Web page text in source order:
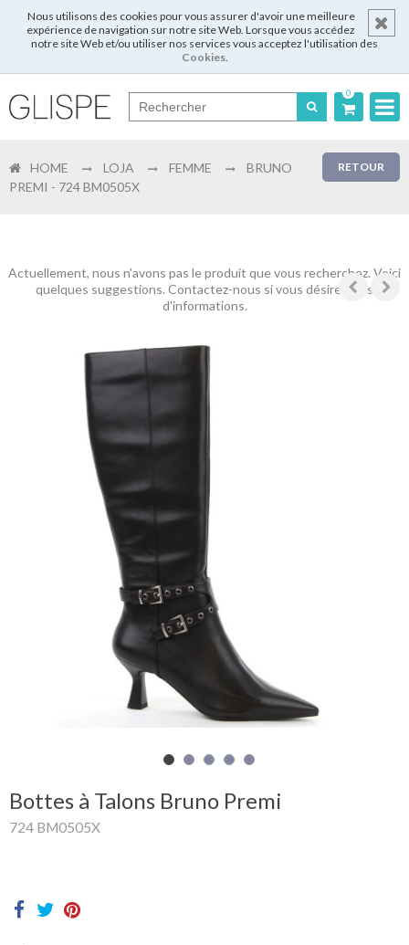
Nous utilisons des cookies pour vous assurer d'avoir une meilleure
expérience de navigation sur notre site Web. Lorsque vous accédez
notre site Web et/ou utiliser nos services vous acceptez l'utilisation des
Cookies.
0
English
Enregistrer
Femme
Homme
Marques
Outlet
Facebook
Qui
RETOUR
HOME LOJA FEMME
BRUNO
PREMI - 724 BM0505X
Actuellement, nous n'avons pas le produit que vous recherchez. Voici
quelques suggestions. Contactez-nous si vous désirez plus
d'informations.
Bottes à Talons Bruno Premi
724 BM0505X